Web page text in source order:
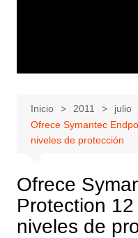
Inicio 2011
julio
Ofrece Symantec
niveles de protección
Ofrece
Protection
niveles de